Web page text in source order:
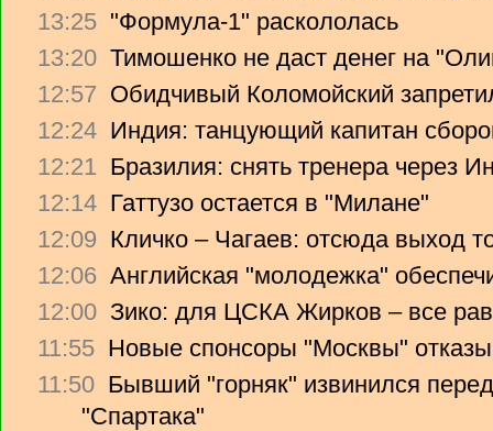
13:25 "Формула-1" раскололась
13:20 Тимошенко не даст денег на
12:57 Обидчивый Коломойский
12:24 Индия: танцующий капитан
12:21 Бразилия: снять тренера через
12:14 Гаттузо остается в "Милане"
12:09 Кличко – Чагаев: отсюда выход
12:06 Английская "молодежка"
12:00 Зико: для ЦСКА Жирков – все
11:55 Новые спонсоры "Москвы"
11:50 Бывший "горняк" извинился
"Спартака"